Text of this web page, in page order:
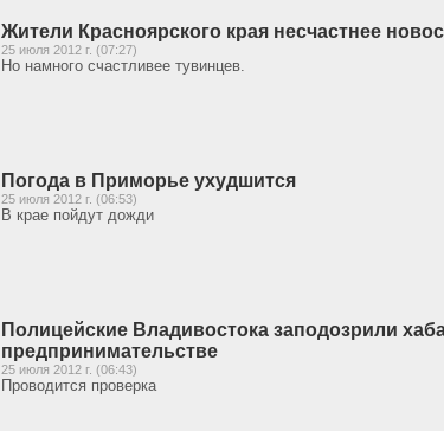
Жители Красноярского края несчастнее
25 июля 2012 г. (07:27)
Но намного счастливее тувинцев.
Погода в Приморье ухудшится
25 июля 2012 г. (06:53)
В крае пойдут дожди
Полицейские Владивостока заподозрили
предпринимательстве
25 июля 2012 г. (06:43)
Проводится проверка